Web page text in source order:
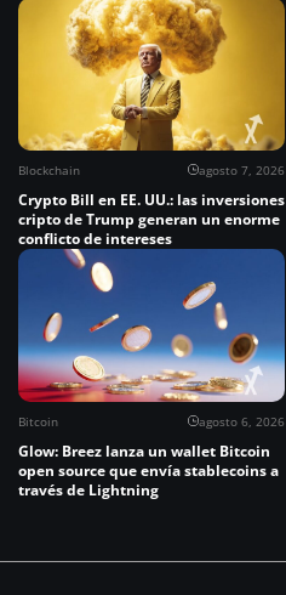
Blockchain agosto 7, 2026
Crypto Bill en EE. UU.: las inversiones
cripto de Trump generan un enorme
conflicto de intereses
Bitcoin agosto 6, 2026
Glow: Breez lanza un wallet Bitcoin
open source que envía stablecoins a
través de Lightning